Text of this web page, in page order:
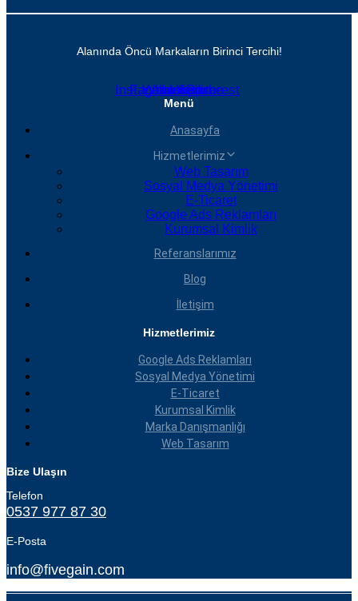
Alanında Öncü Markaların Birinci Tercihi!
Instagram
Facebook
Whatsapp
Linkedin
Youtube
Pinterest
Menü
Anasayfa
Hizmetlerimiz
Web Tasarım
Sosyal Medya Yönetimi
E-Ticaret
Google Ads Reklamları
Kurumsal Kimlik
Referanslarımız
Blog
İletişim
Hizmetlerimiz
Google Ads Reklamları
Sosyal Medya Yönetimi
E-Ticaret
Kurumsal Kimlik
Marka Danışmanlığı
Web Tasarım
Bize Ulaşın
Telefon
0537 977 87 30
E-Posta
info@fivegain.com